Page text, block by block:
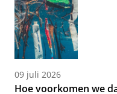
09 juli 2026
Hoe voorkomen we